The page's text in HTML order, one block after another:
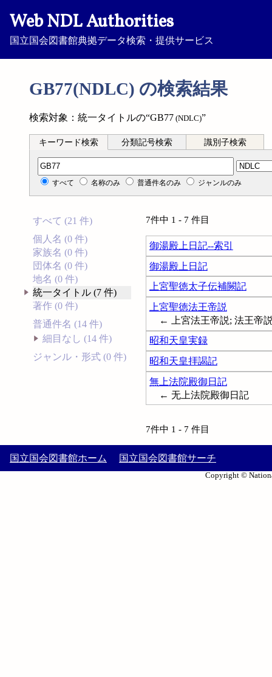
Web NDL Authorities
国立国会図書館典拠データ検索・提供サービス
GB77(NDLC) の検索結果
検索対象：統一タイトルの“GB77 (NDLC)”
キーワード検索 分類記号検索 識別子検索
分類記号検索
すべて 名称のみ 普通件名のみ ジャンルのみ
すべて (21 件)
個人名 (0 件)
家族名 (0 件)
団体名 (0 件)
地名 (0 件)
統一タイトル (7 件)
著作 (0 件)
普通件名 (14 件)
細目なし (14 件)
ジャンル・形式 (0 件)
7件中 1 - 7 件目
御湯殿上日記--索引
御湯殿上日記
上宮聖徳太子伝補闕記
上宮聖徳法王帝説
← 上宮法王帝説; 法王帝
昭和天皇実録
昭和天皇拝謁記
無上法院殿御日記
← 无上法院殿御日記
7件中 1 - 7 件目
国立国会図書館ホーム 国立国会図書館サーチ
Copyright ©